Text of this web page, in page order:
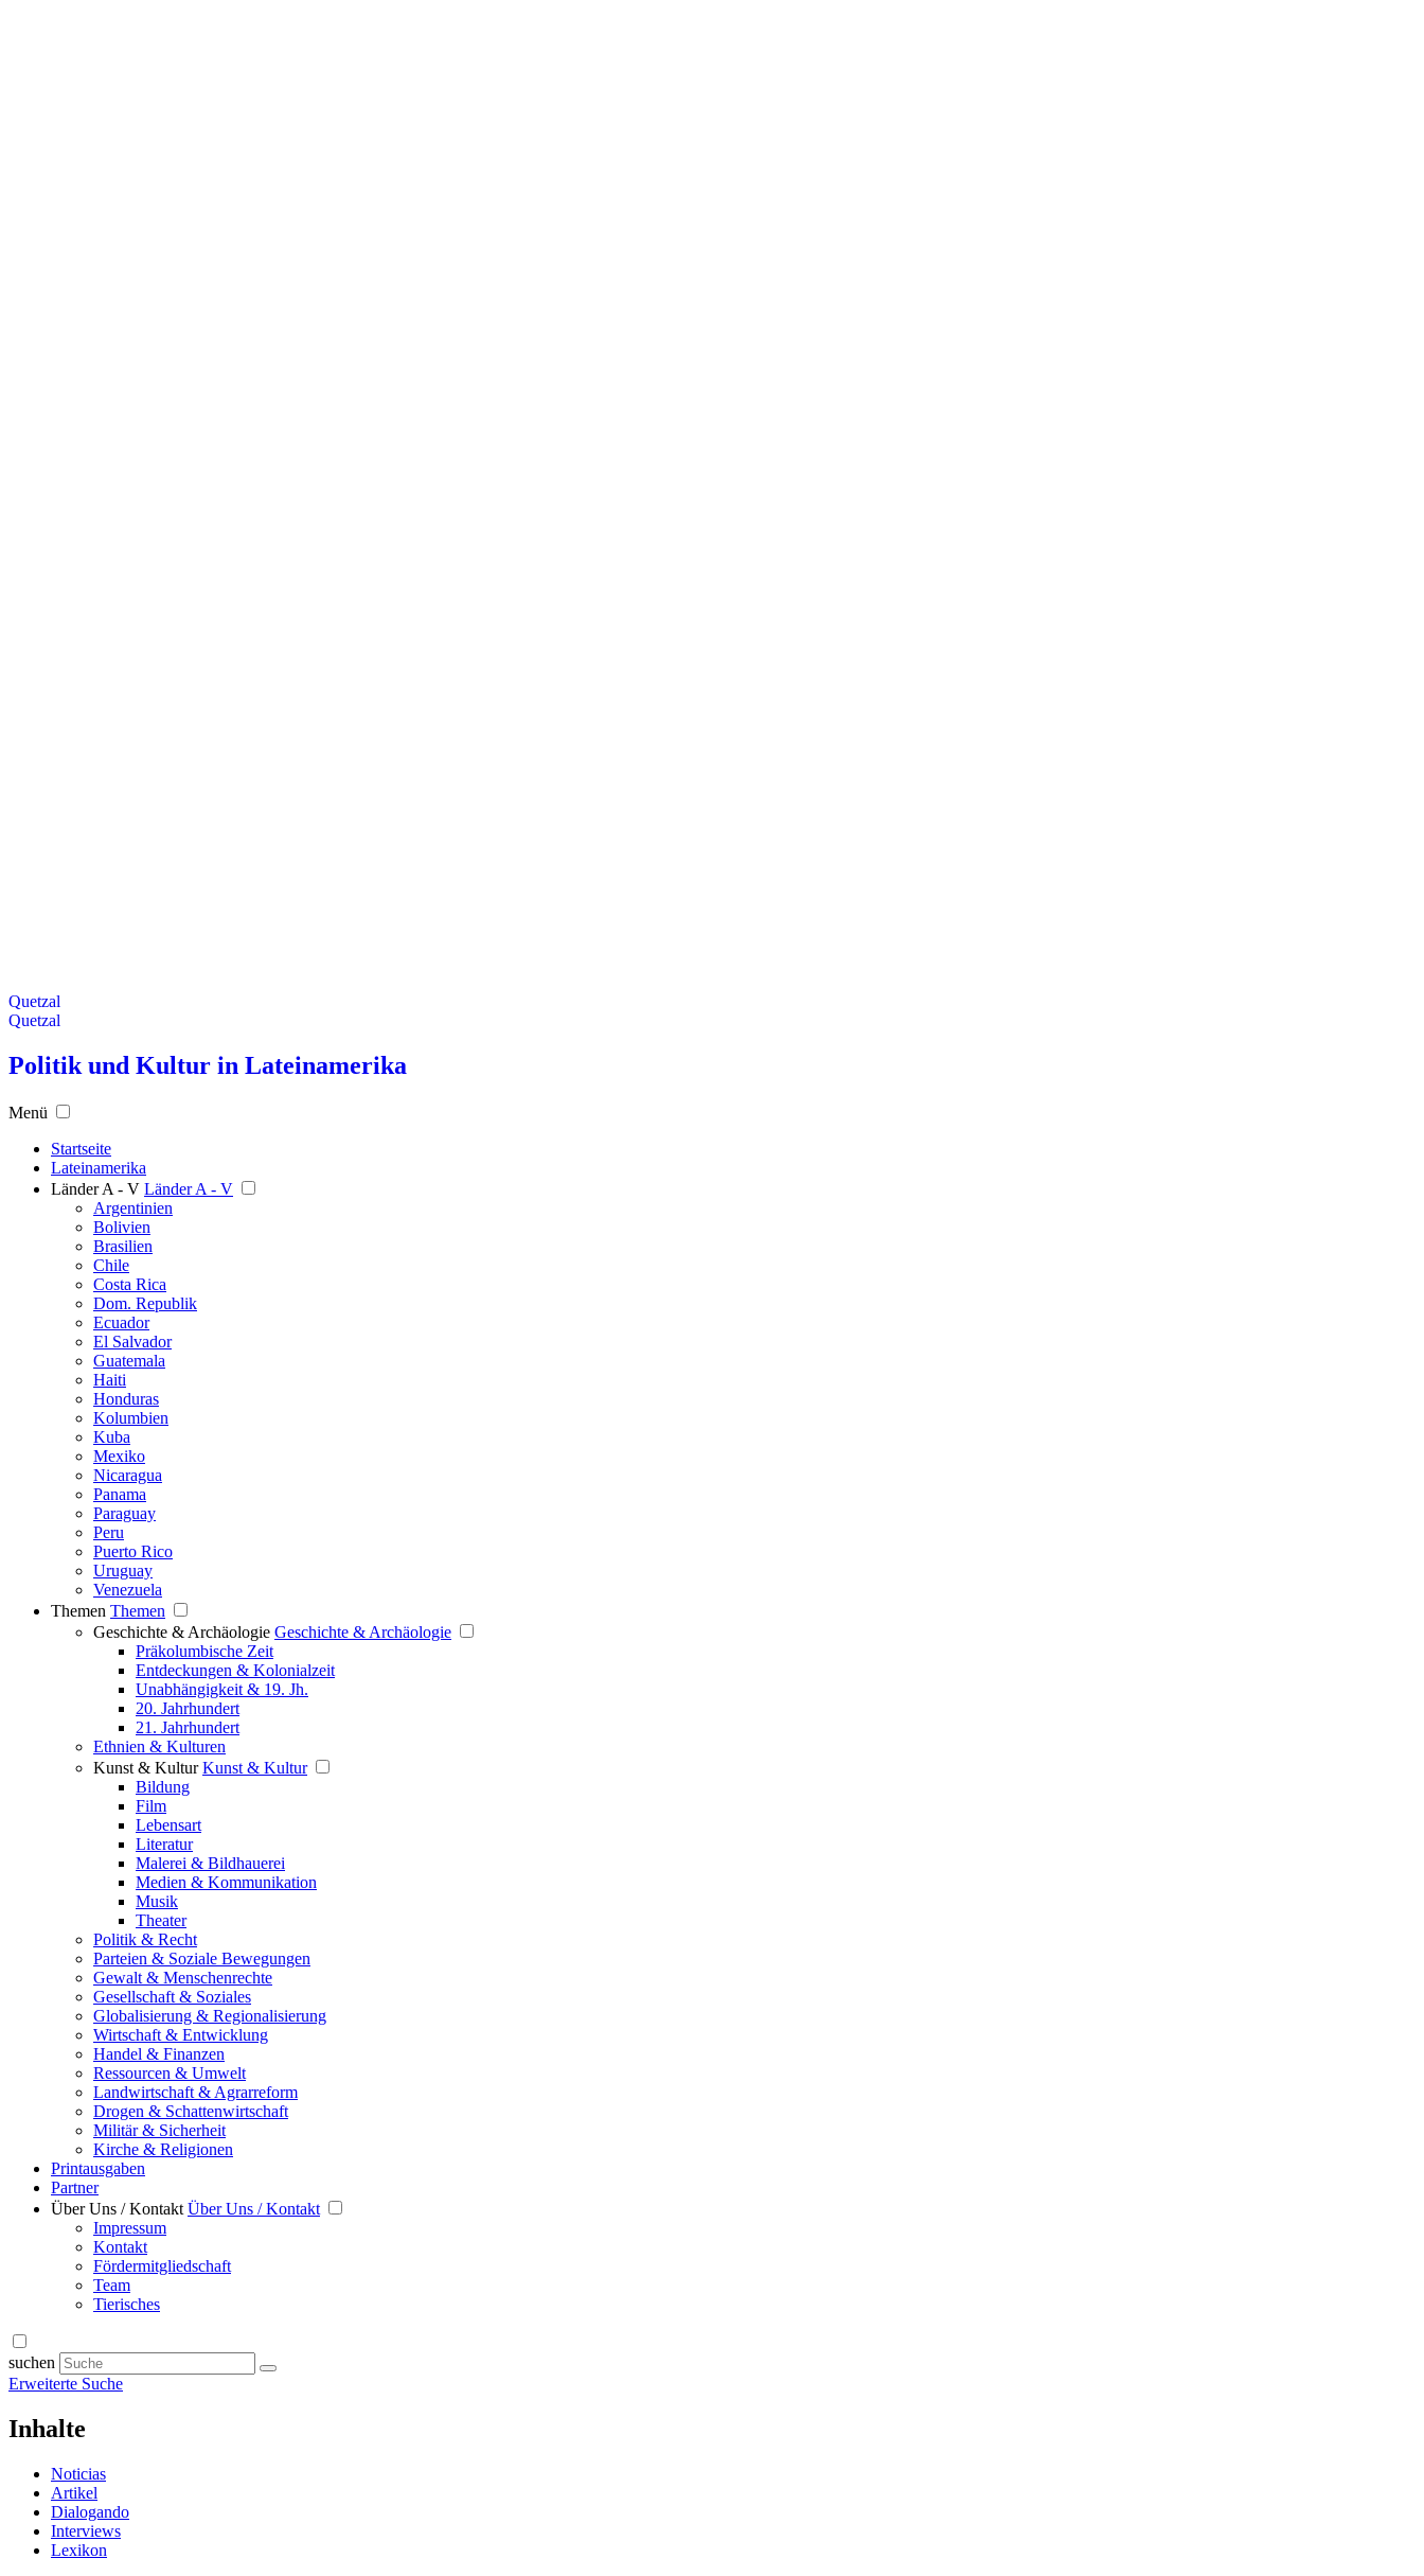
Quetzal
Quetzal
Politik und Kultur in Lateinamerika
Menü
Startseite
Lateinamerika
Länder A - V Länder A - V
Argentinien
Bolivien
Brasilien
Chile
Costa Rica
Dom. Republik
Ecuador
El Salvador
Guatemala
Haiti
Honduras
Kolumbien
Kuba
Mexiko
Nicaragua
Panama
Paraguay
Peru
Puerto Rico
Uruguay
Venezuela
Themen Themen
Geschichte & Archäologie Geschichte & Archäologie
Präkolumbische Zeit
Entdeckungen & Kolonialzeit
Unabhängigkeit & 19. Jh.
20. Jahrhundert
21. Jahrhundert
Ethnien & Kulturen
Kunst & Kultur Kunst & Kultur
Bildung
Film
Lebensart
Literatur
Malerei & Bildhauerei
Medien & Kommunikation
Musik
Theater
Politik & Recht
Parteien & Soziale Bewegungen
Gewalt & Menschenrechte
Gesellschaft & Soziales
Globalisierung & Regionalisierung
Wirtschaft & Entwicklung
Handel & Finanzen
Ressourcen & Umwelt
Landwirtschaft & Agrarreform
Drogen & Schattenwirtschaft
Militär & Sicherheit
Kirche & Religionen
Printausgaben
Partner
Über Uns / Kontakt Über Uns / Kontakt
Impressum
Kontakt
Fördermitgliedschaft
Team
Tierisches
suchen
Erweiterte Suche
Inhalte
Noticias
Artikel
Dialogando
Interviews
Lexikon